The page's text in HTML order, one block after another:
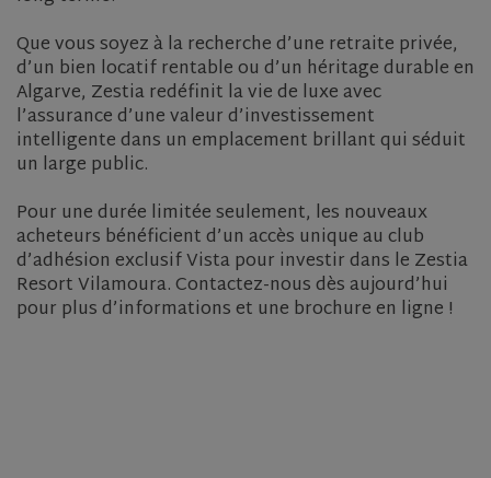
Que vous soyez à la recherche d’une retraite privée,
d’un bien locatif rentable ou d’un héritage durable en
Algarve, Zestia redéfinit la vie de luxe avec
l’assurance d’une valeur d’investissement
intelligente dans un emplacement brillant qui séduit
un large public.
Pour une durée limitée seulement, les nouveaux
acheteurs bénéficient d’un accès unique au club
d’adhésion exclusif Vista pour investir dans le Zestia
Resort Vilamoura. Contactez-nous dès aujourd’hui
pour plus d’informations et une brochure en ligne !